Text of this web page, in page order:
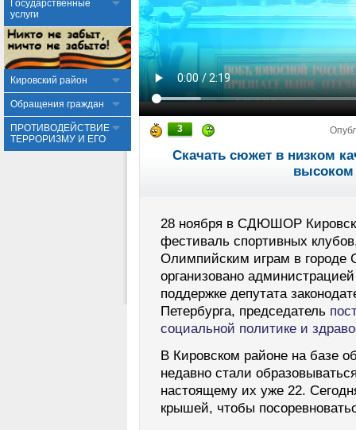
Государственные
услуги
Кировский район
Обращения граждан
ПРОТИВОДЕЙСТВИЕ
ТЕРРОРИЗМУ И ЕГО
3
Скачать сюжет в низком
высоком
28 ноября в СДЮШОР
фестиваль спортивных
Олимпийским играм в городе
организовано
поддержке депутата
Петербурга, председатель
социальной политике и
В Кировском районе на базе
недавно стали
настоящему их уже 22.
крышей, чтобы